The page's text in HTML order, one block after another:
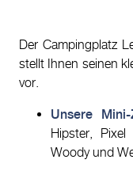
Der Campingplatz
stellt Ihnen seinen
vor.
Unsere Mini-
Hipster,
Woody und